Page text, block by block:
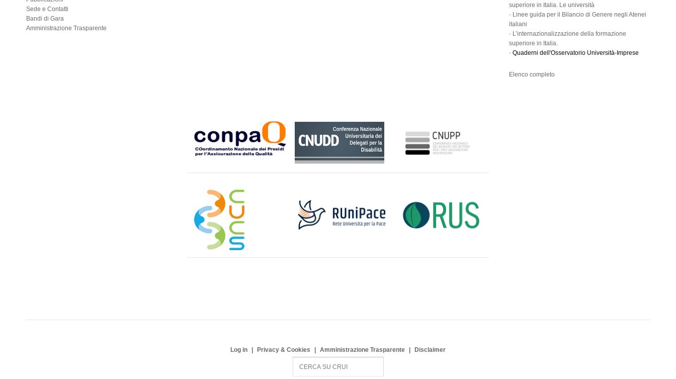
Sede e Contatti
Bandi di Gara
Amministrazione Trasparente
superiore in Italia. Le università
- Linee guida per il Bilancio di Genere negli Atenei
italiani
- L’internazionalizzazione della formazione
superiore in Italia.
- Quaderni dell'Osservatorio Università-Imprese
Elenco completo
Log in Privacy & Cookies Amministrazione Trasparente Disclaimer